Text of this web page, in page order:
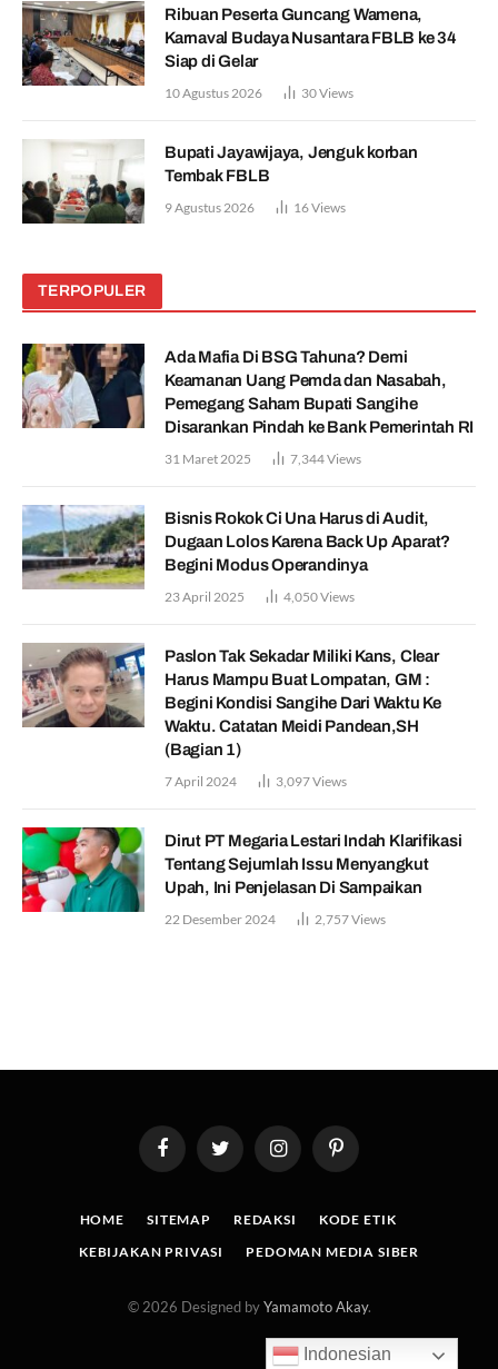
Ribuan Peserta Guncang Wamena,
Karnaval Budaya Nusantara FBLB ke 34
Siap di Gelar
10 Agustus 2026 30Views
Bupati Jayawijaya, Jenguk korban
Tembak FBLB
9 Agustus 2026 16Views
TERPOPULER
Ada Mafia Di BSG Tahuna? Demi
Keamanan Uang Pemda dan Nasabah,
Pemegang Saham Bupati Sangihe
Disarankan Pindah ke Bank Pemerintah RI
31 Maret 2025 7,344Views
Bisnis Rokok Ci Una Harus di Audit,
Dugaan Lolos Karena Back Up Aparat?
Begini Modus Operandinya
23 April 2025 4,050Views
Paslon Tak Sekadar Miliki Kans, Clear
Harus Mampu Buat Lompatan, GM :
Begini Kondisi Sangihe Dari Waktu Ke
Waktu. Catatan Meidi Pandean,SH
(Bagian 1)
7 April 2024 3,097Views
Dirut PT Megaria Lestari Indah Klarifikasi
Tentang Sejumlah Issu Menyangkut
Upah, Ini Penjelasan Di Sampaikan
22 Desember 2024 2,757Views
FacebookTwitter InstagramPinterest
HOME SITEMAP REDAKSI
KODE ETIK
KEBIJAKAN PRIVASI
PEDOMAN MEDIA SIBER
© 2026 Designed byYamamoto Akay.
Indonesian